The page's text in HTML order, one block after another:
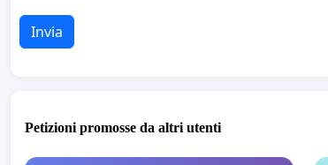
Invia
Petizioni promosse da altri utenti